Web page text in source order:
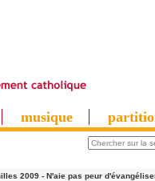
musique
2009 - N'aie pas peur